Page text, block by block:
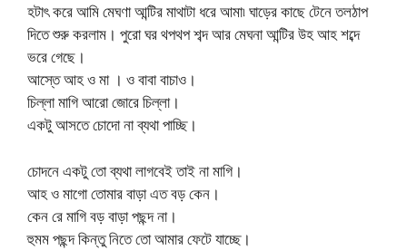
হটাৎ করে আমি মেঘণা আন্টির মাথাটা ধরে আমা৷ ঘাড়ের কাছে টেনে তলঠাপ
দিতে শুরু করলাম। পুরো ঘর থপথপ শব্দ আর মেঘনা আন্টির উহ আহ শব্দে
ভরে গেছে।
আস্তে আহ ও মা । ও বাবা বাচাও।
চিল্লা মাগি আরো জোরে চিল্লা।
একটু আসতে চোদো না ব্যথা পাচ্ছি।
চোদনে একটু তো ব্যথা লাগবেই তাই না মাগি।
আহ ও মাগো তোমার বাড়া এত বড় কেন।
কেন রে মাগি বড় বাড়া পছন্দ না।
হুমম পছন্দ কিন্তু নিতে তো আমার ফেটে যাচ্ছে।